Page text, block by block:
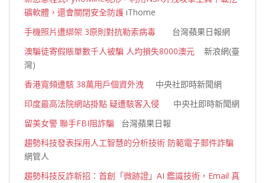
礦軟體，還會關閉安全防護 iThome
手機照片遭綁架 3原則對抗勒索病毒 台灣蘋果日報網
澳騙徒寄假賬單數千人被騙 人均損失8000澳元 新浪網(臺
灣)
香港寬頻遭駭 38萬用戶個資外洩 中央社即時新聞網
印度最高法院網站掛點 疑遭駭客入侵 中央社即時新聞網
留美女警 聯手FBI阻詐騙 台灣蘋果日報
趨勢科技發表採用人工智慧的分析技術 防範電子郵件詐騙
網管人
趨勢科技反詐新招：首創「微跡證」AI 鑑識技術，Email 真